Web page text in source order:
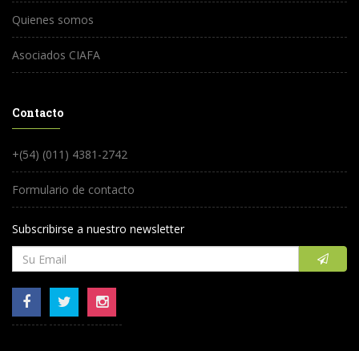
Quienes somos
Asociados CIAFA
Contacto
+(54) (011) 4381-2742
Formulario de contacto
Subscribirse a nuestro newsletter